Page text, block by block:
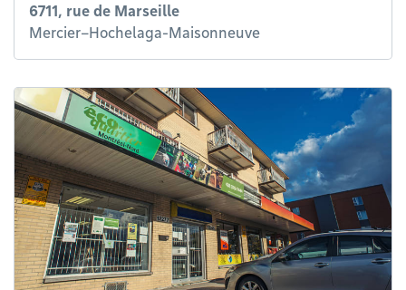
6711, rue de Marseille
Mercier–Hochelaga-Maisonneuve